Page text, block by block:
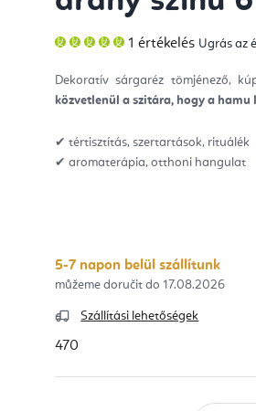
A
termék
5-
ből
5,0
1 értékelés Ugrás az
Dekoratív sárgaréz tömjénező,
közvetlenül a szitára, hogy a hamu
✔ tértisztítás, szertartások, rituálék
✔ aromaterápia, otthoni hangulat
5-7 napon belül szállítunk
17.08.2026
Szállítási lehetőségek
470